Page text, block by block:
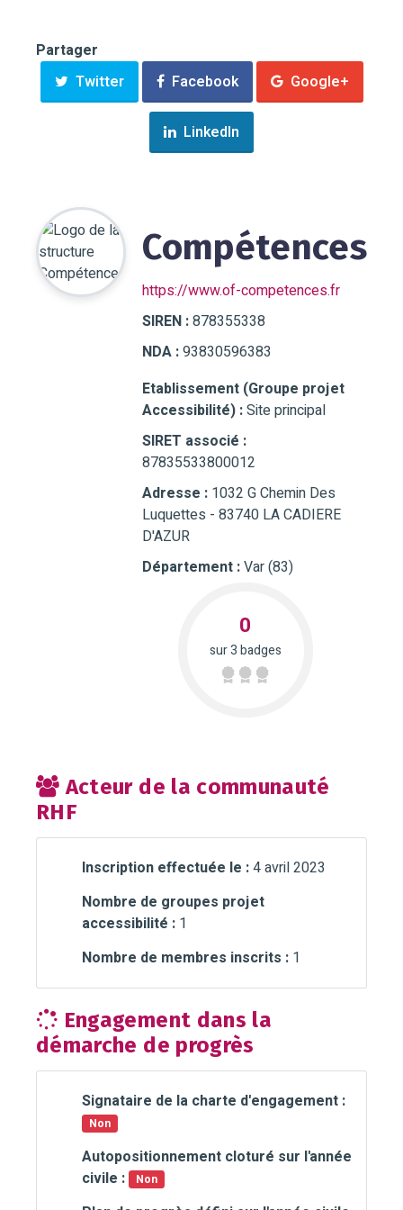
Partager
Twitter
Facebook Google+
LinkedIn
Compétences
https://www.of-competences.fr
SIREN :878355338
NDA :93830596383
Etablissement (Groupe projet
Accessibilité) :Site principal
SIRET associé :
87835533800012
Adresse : 1032 G Chemin Des
Luquettes - 83740 LA CADIERE
D'AZUR
Département :Var (83)
0
sur 3 badges
Acteur de la communauté
RHF
Inscription effectuée le :4 avril 2023
Nombre de groupes projet
accessibilité : 1
Nombre de membres inscrits : 1
Engagement dans la
démarche de progrès
Signataire de la charte d'engagement :
Non
Autopositionnement cloturé sur l'année
civile :
Non